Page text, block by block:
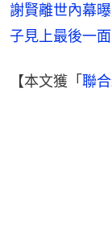
謝賢離世內幕
子見上最後一面
【本文獲「聯